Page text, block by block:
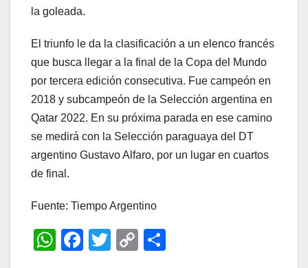
la goleada.
El triunfo le da la clasificación a un elenco francés
que busca llegar a la final de la Copa del Mundo
por tercera edición consecutiva. Fue campeón en
2018 y subcampeón de la Selección argentina en
Qatar 2022. En su próxima parada en ese camino
se medirá con la Selección paraguaya del DT
argentino Gustavo Alfaro, por un lugar en cuartos
de final.
Fuente: Tiempo Argentino
W
F
T
C